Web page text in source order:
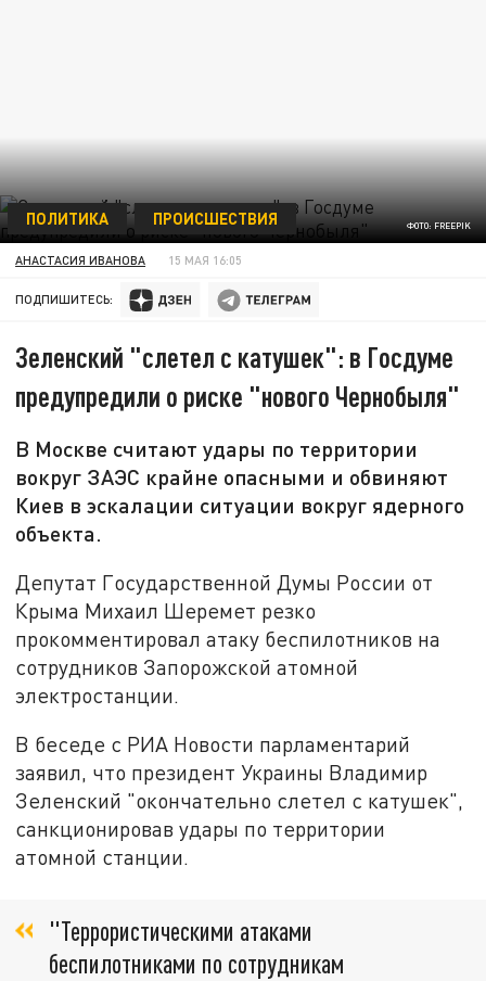
ФОТО: FREEPIK
ПОЛИТИКА ПРОИСШЕСТВИЯ
АНАСТАСИЯ ИВАНОВА 15 МАЯ 16:05
ПОДПИШИТЕСЬ:
Зеленский "слетел с катушек": в Госдуме
предупредили о риске "нового Чернобыля"
В Москве считают удары по территории
вокруг ЗАЭС крайне опасными и обвиняют
Киев в эскалации ситуации вокруг ядерного
объекта.
Депутат Государственной Думы России от
Крыма Михаил Шеремет резко
прокомментировал атаку беспилотников на
сотрудников Запорожской атомной
электростанции.
В беседе с РИА Новости парламентарий
заявил, что президент Украины Владимир
Зеленский "окончательно слетел с катушек",
санкционировав удары по территории
атомной станции.
"Террористическими атаками
беспилотниками по сотрудникам